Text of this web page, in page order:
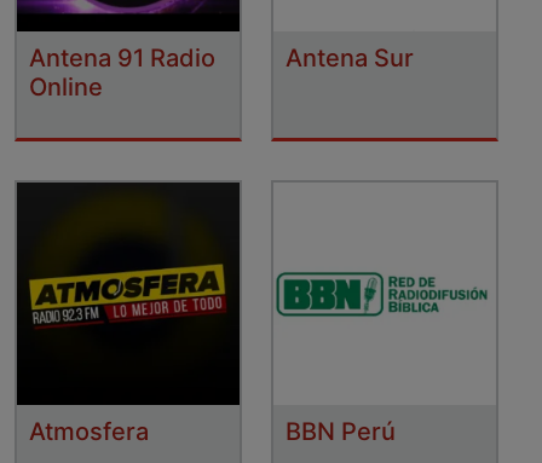
Antena 91 Radio
Online
Antena Sur
Atmosfera BBN Perú